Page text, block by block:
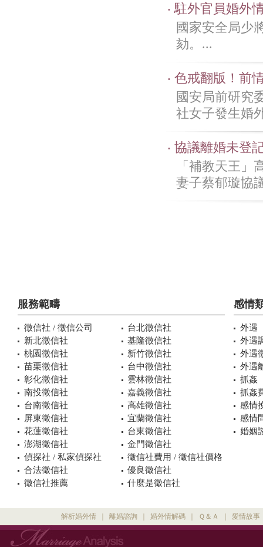
‧ 駐外官員婚外
國家安全局少
劾。...
‧ 色戒翻版！前
國安局前研究
社女子發生婚
‧ 協議離婚未登
「補教天王
妻子蔡郁璇協
服務範疇
徵信社 / 徵信公司
台北徵信社
新北徵信社
基隆徵信社
桃園徵信社
新竹徵信社
苗栗徵信社
台中徵信社
彰化徵信社
雲林徵信社
南投徵信社
嘉義徵信社
台南徵信社
高雄徵信社
屏東徵信社
宜蘭徵信社
花蓮徵信社
台東徵信社
澎湖徵信社
金門徵信社
偵探社 / 私家偵探社
徵信社費用 / 徵信社價格
合法徵信社
優良徵信社
徵信社推薦
什麼是徵信社
感情
外遇
外遇
外遇
外遇
抓姦
抓姦
感情
感情
婚姻
解析婚外情 離婚諮詢 婚外情解碼 Ｑ＆Ａ 愛情故事